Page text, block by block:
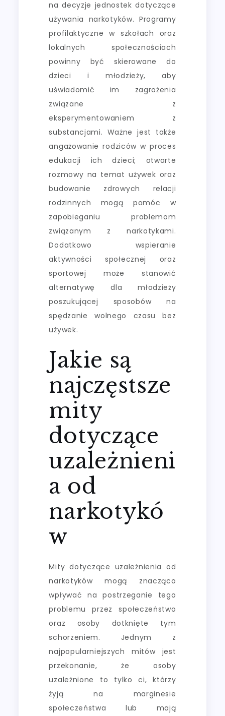
na decyzje jednostek dotyczące
używania narkotyków. Programy
profilaktyczne w szkołach oraz
lokalnych społecznościach
powinny być skierowane do
dzieci i młodzieży, aby
uświadomić im zagrożenia
związane z
eksperymentowaniem z
substancjami. Ważne jest także
angażowanie rodziców w proces
edukacji ich dzieci; otwarte
rozmowy na temat używek oraz
budowanie zdrowych relacji
rodzinnych mogą pomóc w
zapobieganiu problemom
związanym z narkotykami.
Dodatkowo wspieranie
aktywności społecznej oraz
sportowej może stanowić
alternatywę dla młodzieży
poszukującej sposobów na
spędzanie wolnego czasu bez
używek.
Jakie są
najczęstsze
mity
dotyczące
uzależnieni
a od
narkotykó
w
Mity dotyczące uzależnienia od
narkotyków mogą znacząco
wpływać na postrzeganie tego
problemu przez społeczeństwo
oraz osoby dotknięte tym
schorzeniem. Jednym z
najpopularniejszych mitów jest
przekonanie, że osoby
uzależnione to tylko ci, którzy
żyją na marginesie
społeczeństwa lub mają